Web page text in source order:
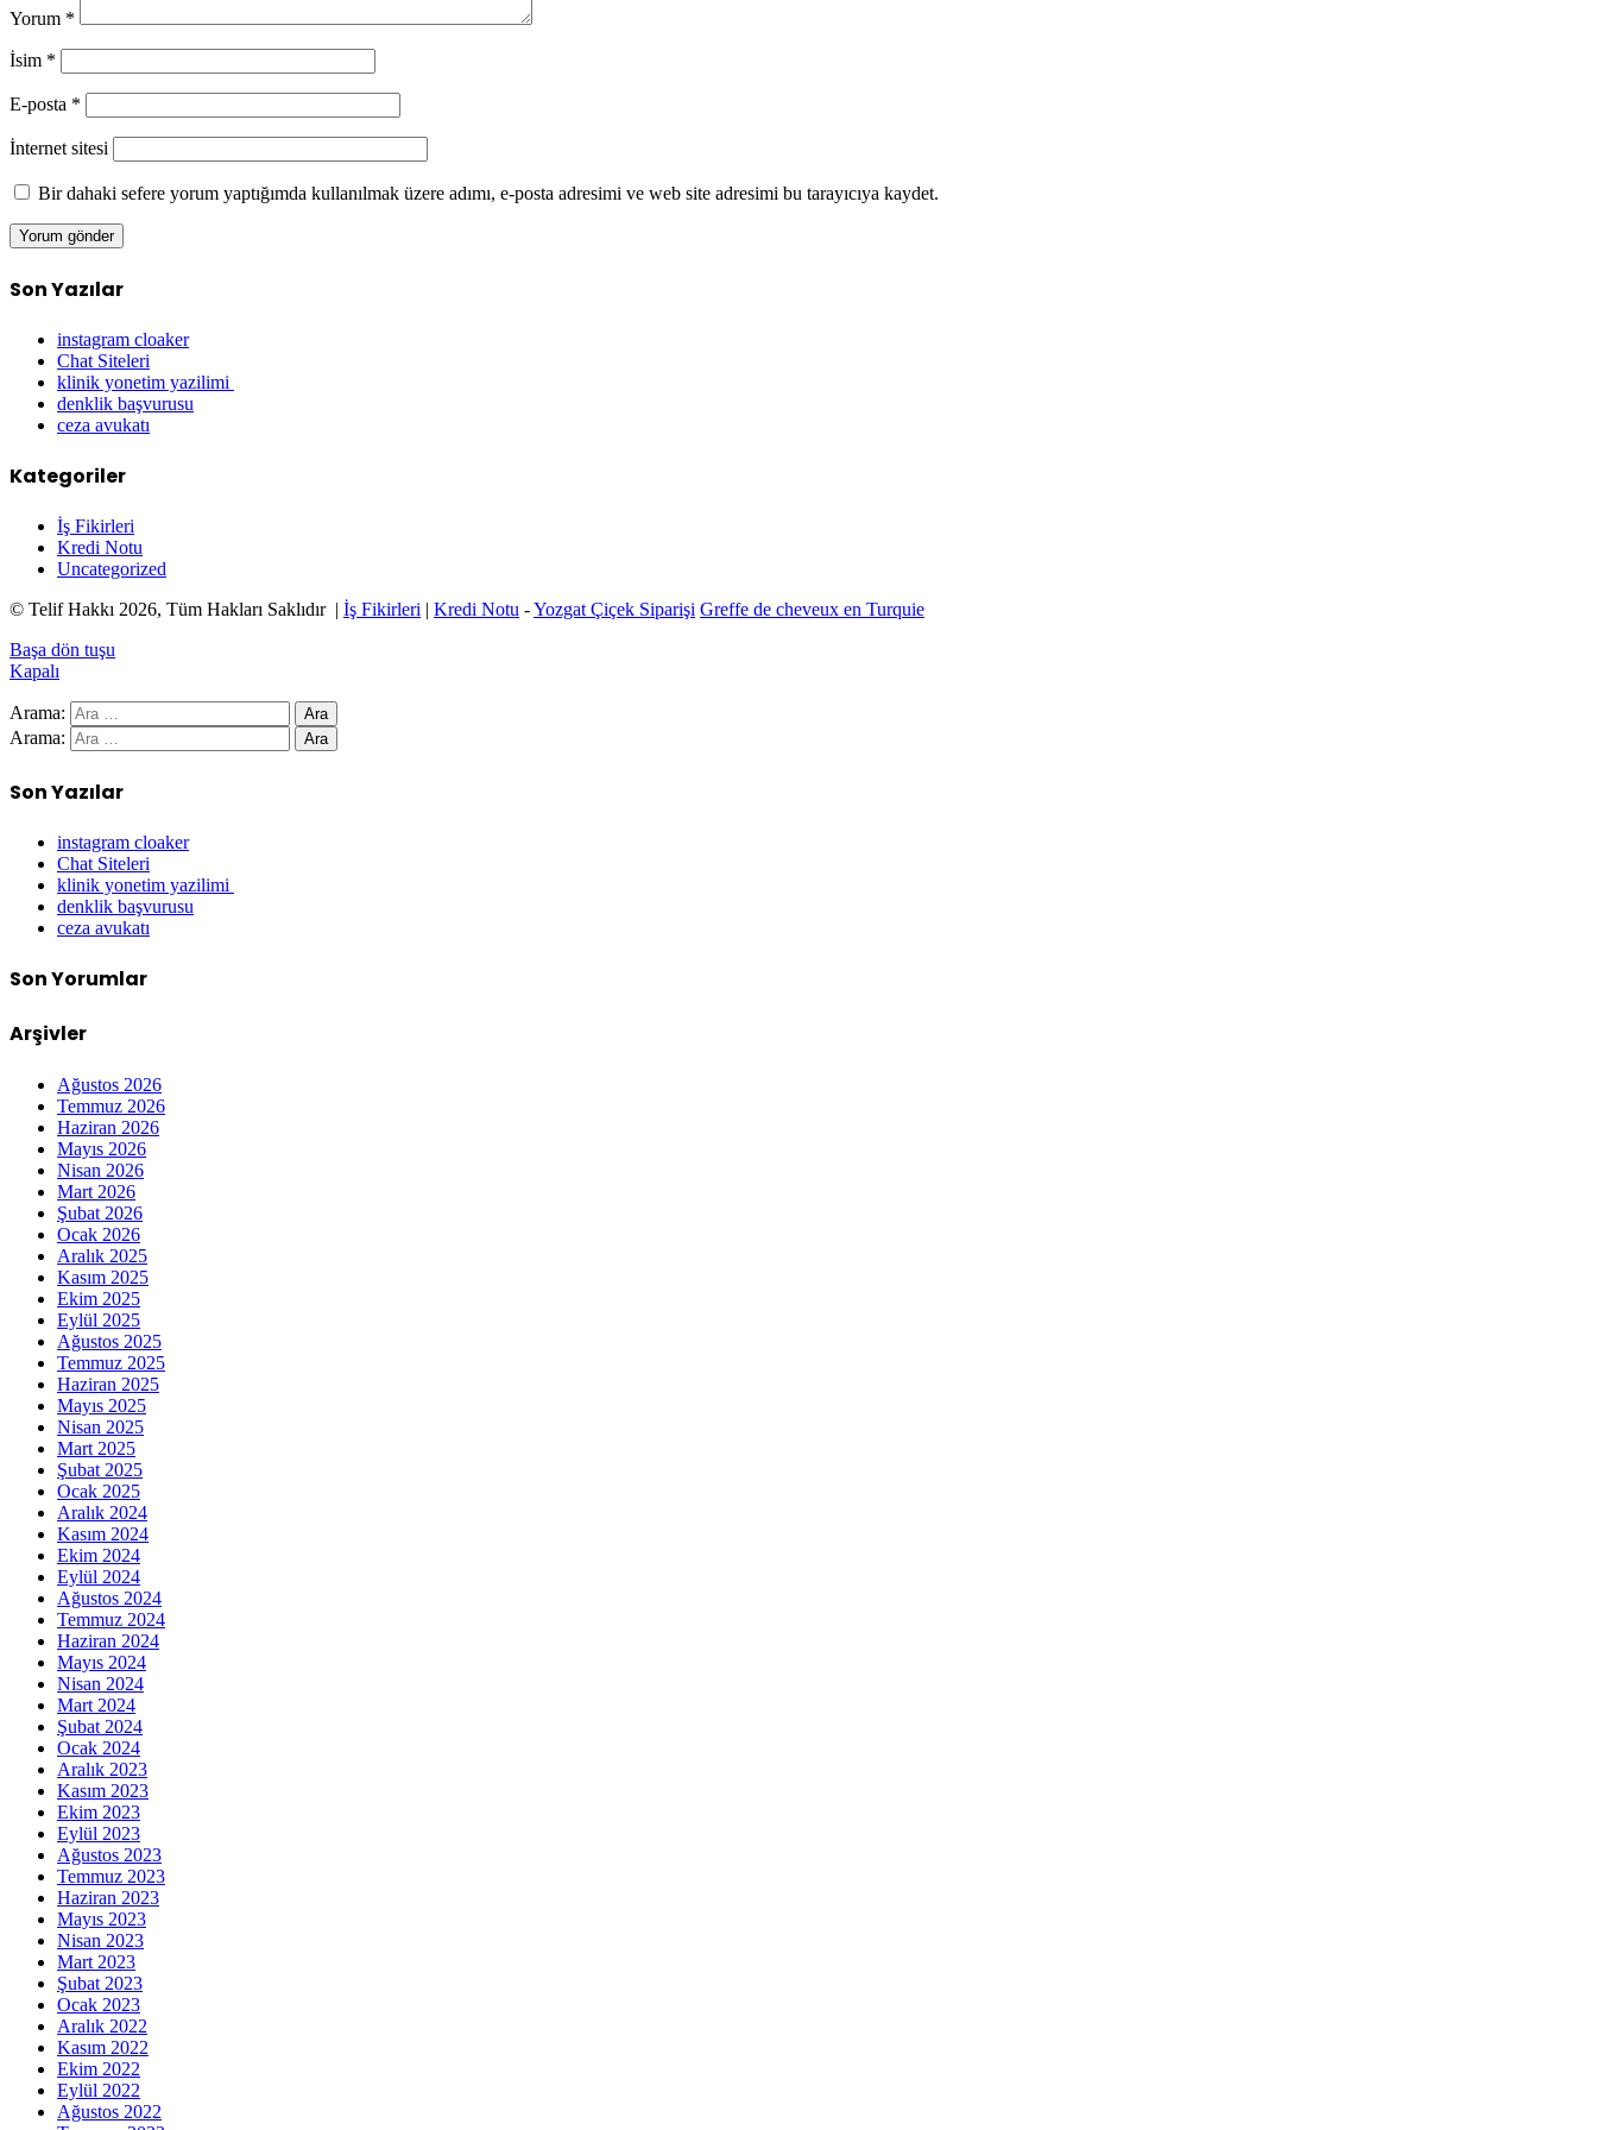
Yorum *
İsim *
E-posta *
İnternet sitesi
Bir dahaki sefere yorum yaptığımda kullanılmak üzere adımı, e-posta adresimi ve web site adresimi bu tarayıcıya kaydet.
Son Yazılar
instagram cloaker
Chat Siteleri
klinik yonetim yazilimi
denklik başvurusu
ceza avukatı
Kategoriler
İş Fikirleri
Kredi Notu
Uncategorized
© Telif Hakkı 2026, Tüm Hakları Saklıdır | İş Fikirleri | Kredi Notu -Yozgat Çiçek Siparişi Greffe de cheveux en Turquie
Başa dön tuşu
Kapalı
Arama:
Arama:
Son Yazılar
instagram cloaker
Chat Siteleri
klinik yonetim yazilimi
denklik başvurusu
ceza avukatı
Son Yorumlar
Arşivler
Ağustos 2026
Temmuz 2026
Haziran 2026
Mayıs 2026
Nisan 2026
Mart 2026
Şubat 2026
Ocak 2026
Aralık 2025
Kasım 2025
Ekim 2025
Eylül 2025
Ağustos 2025
Temmuz 2025
Haziran 2025
Mayıs 2025
Nisan 2025
Mart 2025
Şubat 2025
Ocak 2025
Aralık 2024
Kasım 2024
Ekim 2024
Eylül 2024
Ağustos 2024
Temmuz 2024
Haziran 2024
Mayıs 2024
Nisan 2024
Mart 2024
Şubat 2024
Ocak 2024
Aralık 2023
Kasım 2023
Ekim 2023
Eylül 2023
Ağustos 2023
Temmuz 2023
Haziran 2023
Mayıs 2023
Nisan 2023
Mart 2023
Şubat 2023
Ocak 2023
Aralık 2022
Kasım 2022
Ekim 2022
Eylül 2022
Ağustos 2022